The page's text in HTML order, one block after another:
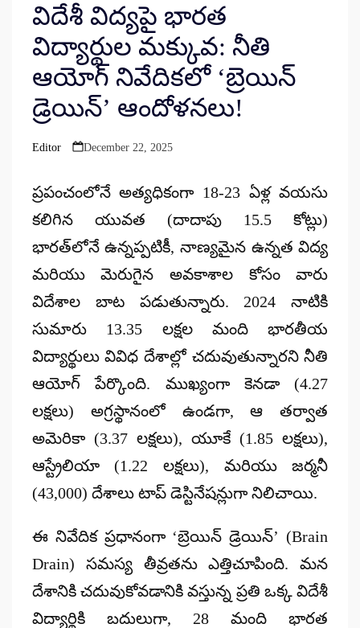
విదేశీ విద్యపై భారత
విద్యార్థుల మక్కువ: నీతి
ఆయోగ్ నివేదికలో ‘బ్రెయిన్
డ్రెయిన్’ ఆందోళనలు!
Posted
Editor December 22, 2025
ప్రపంచంలోనే అత్యధికంగా 18-23 ఏళ్ల వయసు
కలిగిన యువత (దాదాపు 15.5 కోట్లు)
భారత్‌లోనే ఉన్నప్పటికీ, నాణ్యమైన ఉన్నత విద్య
మరియు మెరుగైన అవకాశాల కోసం వారు
విదేశాల బాట పడుతున్నారు. 2024 నాటికి
సుమారు 13.35 లక్షల మందిభారతీయ
విద్యార్థులు వివిధ దేశాల్లో చదువుతున్నారని నీతి
ఆయోగ్ పేర్కొంది. ముఖ్యంగా కెనడా (4.27
లక్షలు) అగ్రస్థానంలో ఉండగా, ఆ తర్వాత
అమెరికా (3.37 లక్షలు), యూకే (1.85 లక్షలు),
ఆస్ట్రేలియా (1.22 లక్షలు), మరియు జర్మనీ
(43,000) దేశాలు టాప్ డెస్టినేషన్లుగా నిలిచాయి.
ఈ నివేదిక ప్రధానంగా ‘బ్రెయిన్ డ్రెయిన్’ (Brain
Drain) సమస్య తీవ్రతను ఎత్తిచూపింది. మన
దేశానికి చదువుకోవడానికి వస్తున్న ప్రతి ఒక్క విదేశీ
విద్యార్థికి బదులుగా, 28 మంది భారత